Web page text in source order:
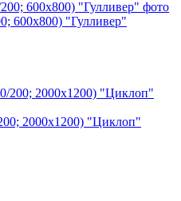
"Гулливер"
2000х1200) "Циклоп"